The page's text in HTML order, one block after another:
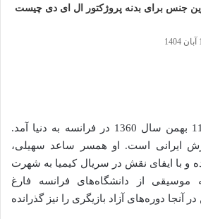
جنس برای بدنه پروژکتور ال ای دی چیست
گلوریا هاردی در تاریخ 11 بهمن سال 1360 در فرانسه به دنیا آمد.
ایرانی است. او همسر ساعد سهیلی،
و با ایفای نقش در سریال کیمیا به شهرت
موسیقی از دانشگاه‌های فرانسه فارغ
آنجا دوره‌های آزاد بازیگری را نیز گذرانده